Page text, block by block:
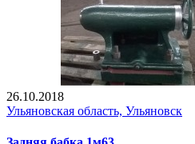
26.10.2018
Ульяновская область, Ульяновск